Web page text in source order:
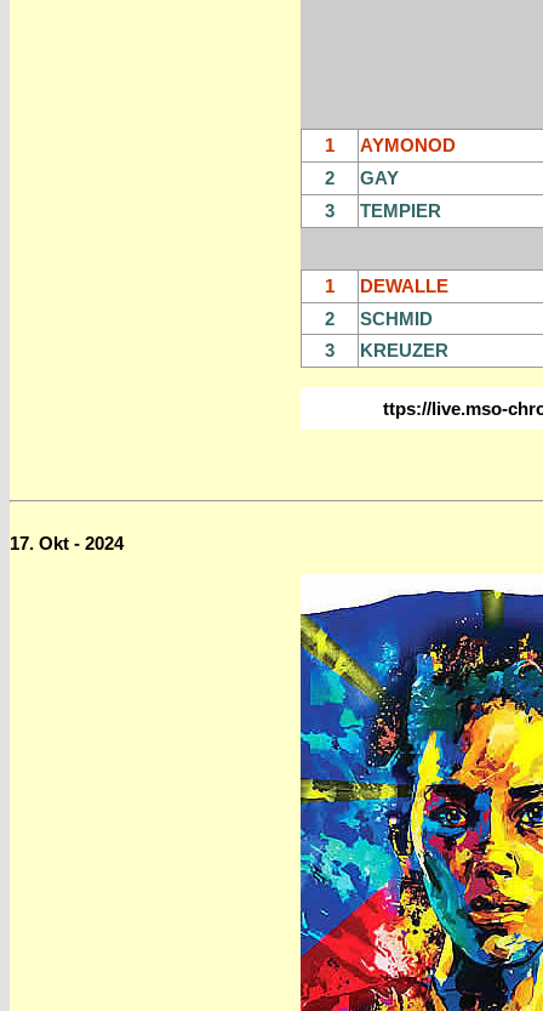
1
AYMONOD
2
GAY
3
TEMPIER
1
DEWALLE
2
SCHMID
3
KREUZER
ttps://live.mso-
17. Okt - 2024